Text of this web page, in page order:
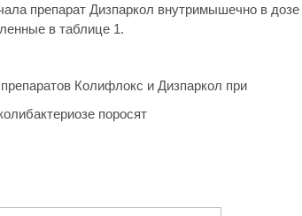
препарат Дизпаркол внутримышечно в
в таблице 1.
Колифлокс и Дизпаркол при
поросят